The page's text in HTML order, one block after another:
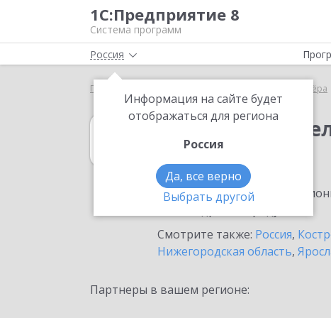
1С:Предприятие 8
Система программ
Россия
Информация на сайте будет
отображаться для региона
Россия
Да, все верно
Выбрать другой
Главная Выбор партнёра
в Костроме
Ознакомьтесь с
Смотрите также: Россия,
Нижегородская область,
Партнеры в вашем регионе: